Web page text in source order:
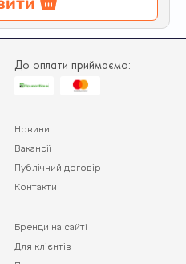
До оплати приймаємо:
Новини
Вакансії
Публічний договір
Контакти
Бренди на сайті
Для клієнтів